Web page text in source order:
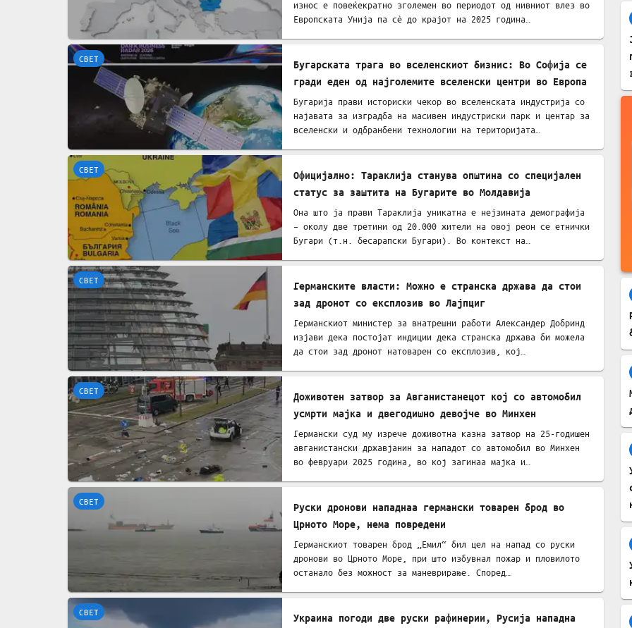
износ е повеќекратно зголемен во периодот од нивниот влез во
Европската Унија па сè до крајот на 2025 година…
СВЕТ
Бугарската трага во вселенскиот бизнис: Во Софија се
гради еден од најголемите вселенски центри во Европа
Бугарија прави историски чекор во вселенската индустрија со
најавата за изградба на масивен индустриски парк и центар за
вселенски и одбранбени технологии на територијата…
СВЕТ
Официјално: Тараклија станува општина со специјален
статус за заштита на Бугарите во Молдавија
Она што ја прави Тараклија уникатна е нејзината демографија
– околу две третини од 20.000 жители на овој реон се етнички
Бугари (т.н. бесарапски Бугари). Во контекст на…
СВЕТ
Германските власти: Можно е странска држава да стои
зад дронот со експлозив во Лајпциг
Германскиот министер за внатрешни работи Александер Добринд
изјави дека постојат индиции дека странска држава би можела
да стои зад дронот натоварен со експлозив, кој…
СВЕТ
Доживотен затвор за Авганистанецот кој со автомобил
усмрти мајка и двегодишно девојче во Минхен
Германски суд му изрече доживотна казна затвор на 25-годишен
авганистански државјанин за нападот со автомобил во Минхен
во февруари 2025 година, во кој загинаа мајка и…
СВЕТ
Руски дронови нападнаа германски товарен брод во
Црното Море, нема повредени
Германскиот товарен брод „Емил“ бил цел на напад со руски
дронови во Црното Море, при што избувнал пожар и пловилото
останало без можност за маневрирање. Според…
СВЕТ
Украина погоди две руски рафинерии, Русија нападна